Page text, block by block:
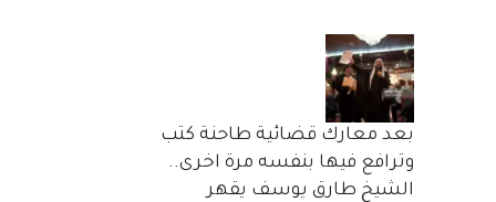
بعد معارك قضائية طاحنة كتب
وترافع فيها بنفسه مرة اخرى..
الشيخ طارق يوسف يقهر